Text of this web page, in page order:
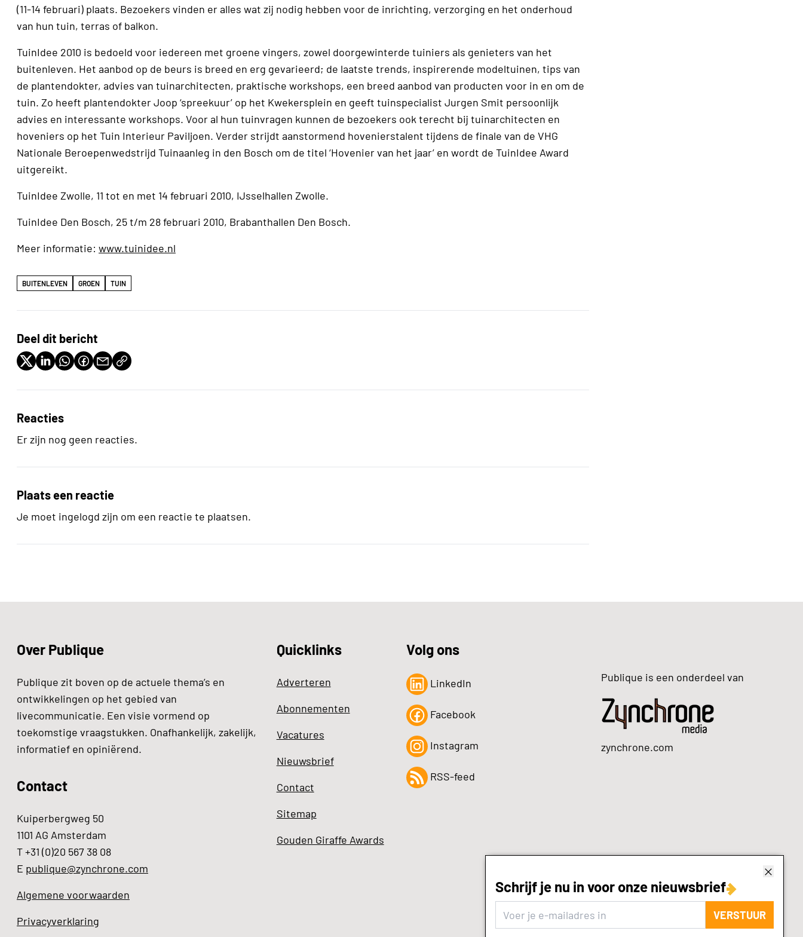
(11-14 februari) plaats. Bezoekers vinden er alles wat zij nodig hebben voor de inrichting, verzorging en het onderhoud
van hun tuin, terras of balkon.
TuinIdee 2010 is bedoeld voor iedereen met groene vingers, zowel doorgewinterde tuiniers als genieters van het
buitenleven. Het aanbod op de beurs is breed en erg gevarieerd; de laatste trends, inspirerende modeltuinen, tips van
de plantendokter, advies van tuinarchitecten, praktische workshops, een breed aanbod van producten voor in en om de
tuin. Zo heeft plantendokter Joop ‘spreekuur’ op het Kwekersplein en geeft tuinspecialist Jurgen Smit persoonlijk
advies en interessante workshops. Voor al hun tuinvragen kunnen de bezoekers ook terecht bij tuinarchitecten en
hoveniers op het Tuin Interieur Paviljoen. Verder strijdt aanstormend hovenierstalent tijdens de finale van de VHG
Nationale Beroepenwedstrijd Tuinaanleg in den Bosch om de titel ‘Hovenier van het jaar’ en wordt de TuinIdee Award
uitgereikt.
TuinIdee Zwolle, 11 tot en met 14 februari 2010, IJsselhallen Zwolle.
TuinIdee Den Bosch, 25 t/m 28 februari 2010, Brabanthallen Den Bosch.
Meer informatie: www.tuinidee.nl
BUITENLEVEN GROEN TUIN
Deel dit bericht
Reacties
Er zijn nog geen reacties.
Plaats een reactie
Je moet ingelogd zijn om een reactie te plaatsen.
Schrijf je nu in voor onze nieuwsbrief
VERSTUUR
Over Publique
Publique zit boven op de actuele thema’s en
ontwikkelingen op het gebied van
livecommunicatie. Een visie vormend op
toekomstige vraagstukken. Onafhankelijk, zakelijk,
informatief en opiniërend.
Contact
Kuiperbergweg 50
1101 AG Amsterdam
T +31 (0)20 567 38 08
E publique@zynchrone.com
Algemene voorwaarden
Privacyverklaring
Quicklinks
Adverteren
Abonnementen
Vacatures
Nieuwsbrief
Contact
Sitemap
Gouden Giraffe Awards
Volg ons
LinkedIn
Facebook
Instagram
RSS-feed
Publique is een onderdeel van
zynchrone.com